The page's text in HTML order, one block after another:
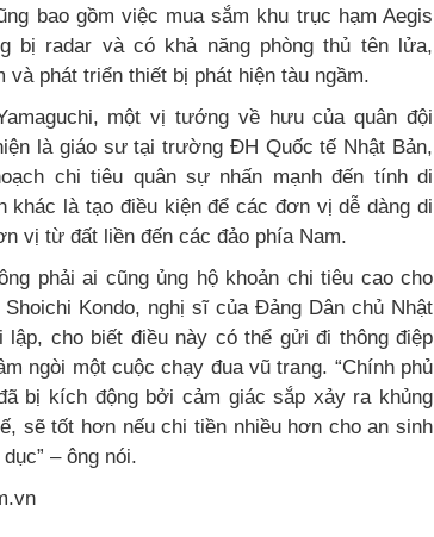
bao gồm việc mua sắm khu trục hạm Aegis
bị radar và có khả năng phòng thủ tên lửa,
và phát triển thiết bị phát hiện tàu ngầm.
một vị tướng về hưu của quân đội
là giáo sư tại trường ĐH Quốc tế Nhật Bản,
chi tiêu quân sự nhấn mạnh đến tính di
khác là tạo điều kiện để các đơn vị dễ dàng di
vị từ đất liền đến các đảo phía Nam.
phải ai cũng ủng hộ khoản chi tiêu cao cho
Kondo, nghị sĩ của Đảng Dân chủ Nhật
lập, cho biết điều này có thể gửi đi thông điệp
ngòi một cuộc chạy đua vũ trang. “Chính phủ
bị kích động bởi cảm giác sắp xảy ra khủng
sẽ tốt hơn nếu chi tiền nhiều hơn cho an sinh
– ông nói.